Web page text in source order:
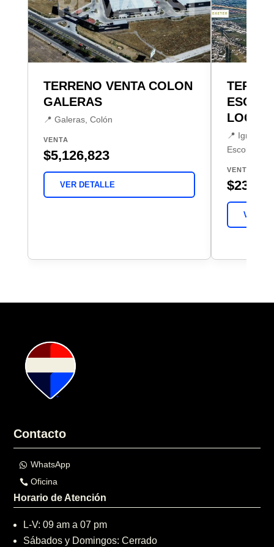
TERRENO VENTA COLON
GALERAS
📍 Galeras, Colón
VENTA
$5,126,823
VER DETALLE
📍 Ignacio
Escobedo
VENTA
VER
Contacto
WhatsApp
Oficina
Horario de Atención
L-V: 09 am a 07 pm
Sábados y Domingos: Cerrado